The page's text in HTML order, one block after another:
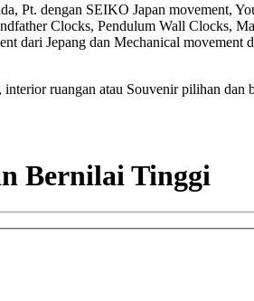
Pt. dengan SEIKO Japan movement,
Clocks, Pendulum Wall Clocks,
dari Jepang dan Mechanical movement
ruangan atau Souvenir pilihan dan
Bernilai Tinggi